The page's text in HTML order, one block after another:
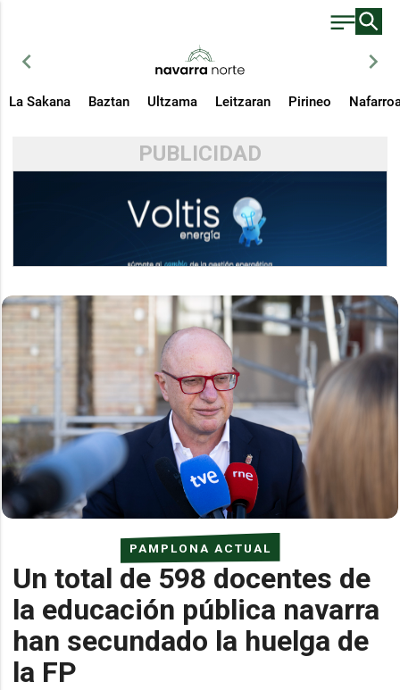
chevron_left chevron_right
La Sakana Baztan Ultzama Leitzaran Pirineo
PUBLICIDAD
PAMPLONA ACTUAL
Un total de 598 docentes de
la educación pública navarra
han secundado la huelga de
la FP